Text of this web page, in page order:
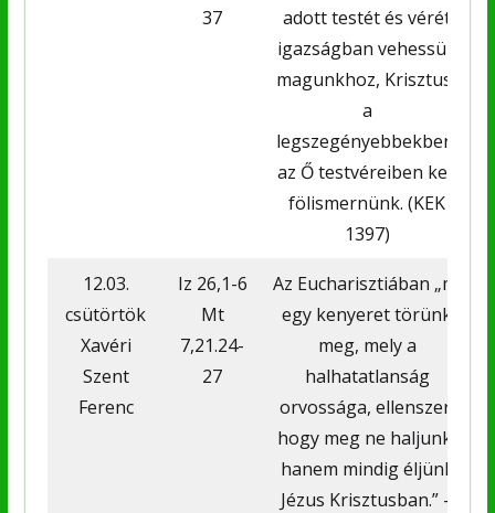
37
adott testét és vérét
igazságban vehessük
magunkhoz, Krisztust
a
legszegényebbekben,
az Ő testvéreiben kell
fölismernünk. (KEK
1397)
12.03.
csütörtök
Xavéri
Szent
Ferenc
Iz 26,1-6
Mt
7,21.24-
27
Az Eucharisztiában „mi
egy kenyeret törünk
meg, mely a
halhatatlanság
orvossága, ellenszer,
hogy meg ne haljunk,
hanem mindig éljünk
Jézus Krisztusban.” –